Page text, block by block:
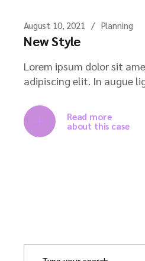
August 10, 2021 Planning
New Style
Lorem ipsum dolor sit
adipiscing elit. In augue
Read more
about this case